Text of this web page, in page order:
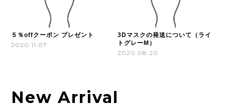
５％offクーポン プレゼント
2020.11.07
3Dマスクの発送について（ライ
トグレーM）
2020.08.20
New Arrival